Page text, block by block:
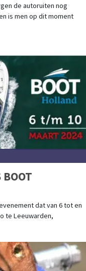
de autoruiten nog
is men op dit moment
dat van 6 tot en
te Leeuwarden,